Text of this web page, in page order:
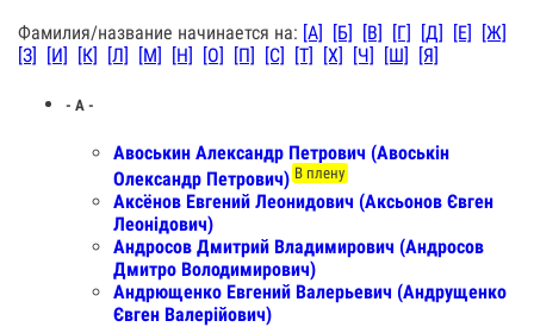
Фамилия/название начинается на: [А] [Б] [В] [Г] [Д] [Е]
[Ж]
[З]
[И] [К] [Л] [М] [Н] [О] [П] [С] [Т] [Х] [Ч] [Ш] [Я]
- А -
Авоськин Александр Петрович (Авоськін
Олександр Петрович) В плену
Аксёнов Евгений Леонидович (Аксьонов Євген
Леонідович)
Андросов Дмитрий Владимирович (Андросов
Дмитро Володимирович)
Андрющенко Евгений Валерьевич (Андрущенко
Євген Валерійович)